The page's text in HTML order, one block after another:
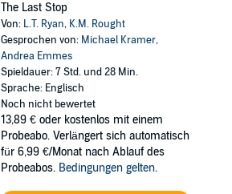
The Last Stop
Von: L.T. Ryan, K.M. Rought
Gesprochen von: Michael Kramer,
Andrea Emmes
Spieldauer: 7 Std. und 28 Min.
Sprache: Englisch
Noch nicht bewertet
13,89 € oder kostenlos mit einem
Probeabo. Verlängert sich automatisch
für 6,99 €/Monat nach Ablauf des
Probeabos. Bedingungen gelten.